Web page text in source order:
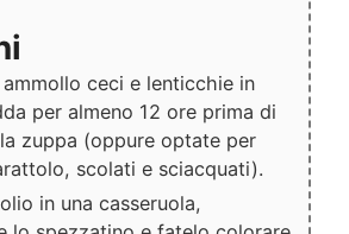
ceci e lenticchie in
per almeno 12 ore prima di
zuppa (oppure optate per
scolati e sciacquati).
in una casseruola,